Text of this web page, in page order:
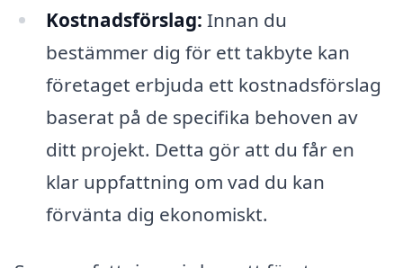
Kostnadsförslag: Innan du
bestämmer dig för ett takbyte kan
företaget erbjuda ett kostnadsförslag
baserat på de specifika behoven av
ditt projekt. Detta gör att du får en
klar uppfattning om vad du kan
förvänta dig ekonomiskt.